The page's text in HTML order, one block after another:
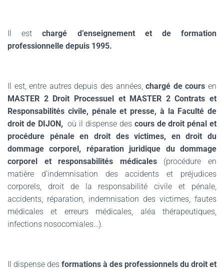
Il estchargé d’enseignement et de formation
professionnelle depuis 1995.
Il est, entre autres depuis des années,chargé de cours en
MASTER 2 Droit Processuel et MASTER 2 Contrats et
Responsabilités civile, pénale et presse, à la Faculté de
droit de DIJON, où il dispense des cours de droit pénal et
procédure pénale en droit des victimes, en droit du
dommage corporel, réparation juridique du dommage
corporel et responsabilités médicales (procédure en
matière d’indemnisation des accidents et préjudices
corporels, droit de la responsabilité civile et pénale,
accidents, réparation, indemnisation des victimes, fautes
médicales et erreurs médicales, aléa thérapeutiques,
infections nosocomiales…).
Il dispense des formations à des professionnels du droit et